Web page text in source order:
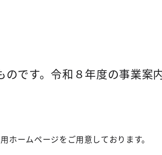
です。令和８年度の事業案
ホームページをご用意しております。